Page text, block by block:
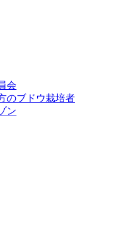
会
のブドウ栽培者
ン